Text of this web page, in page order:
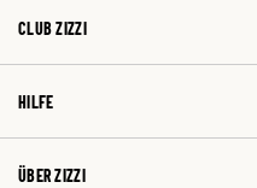
CLUB ZIZZI
HILFE
ÜBER ZIZZI